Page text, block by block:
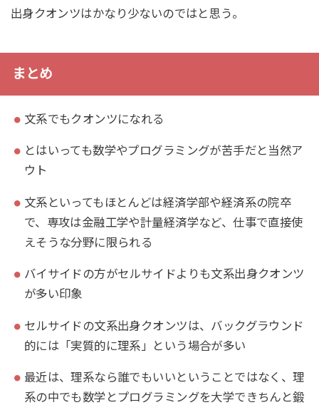
出身クオンツはかなり少ないのではと思う。
まとめ
文系でもクオンツになれる
とはいっても数学やプログラミングが苦手だと当然ア
ウト
文系といってもほとんどは経済学部や経済系の院卒
で、専攻は金融工学や計量経済学など、仕事で直接使
えそうな分野に限られる
バイサイドの方がセルサイドよりも文系出身クオンツ
が多い印象
セルサイドの文系出身クオンツは、バックグラウンド
的には「実質的に理系」という場合が多い
最近は、理系なら誰でもいいということではなく、理
系の中でも数学とプログラミングを大学できちんと鍛